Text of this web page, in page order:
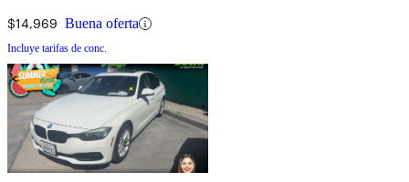
$14,969 Buena oferta
Incluye tarifas de conc.